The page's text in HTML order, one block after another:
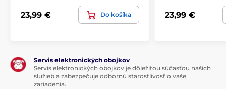
Jediným tlačidlom: pohotová kontrola
alebo auto, vodítko Reedog Senza vám dovolí presnú
kontrolu intuitívnym ovládaním brzdového
tlačidla. Jediným stlačením si tak pohotovo
23,99 € Do košíka 23,99 €
Servis elektronických obojkov
Servis elektronických obojkov je dôležitou súčasťou našich
služieb a zabezpečuje odbornú starostlivosť o vaše
zariadenia.